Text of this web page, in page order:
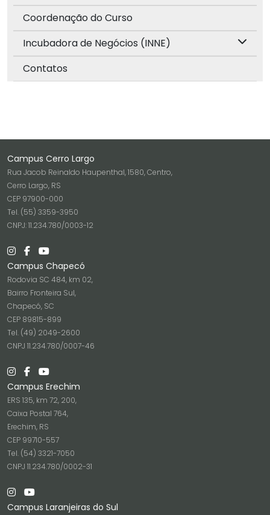
Coordenação do Curso
Incubadora de Negócios (INNE)
Contatos
Campus Cerro Largo
Rua Jacob Reinaldo Haupenthal, 1580, Centro,
Cerro Largo, RS
CEP 97900-000
Tel. (55) 3359-3950
CNPJ: 11.234.780/0003-12
Campus Chapecó
Rodovia SC 484, km 02,
Bairro Fronteira Sul,
Chapecó, SC
CEP 89815-899
Tel. (49) 2049-2600
CNPJ 11.234.780/0007-46
Campus Erechim
ERS 135, km 72, 200,
Caixa Postal 764,
Erechim, RS
CEP 99710-557
Tel. (54) 3321-7050
CNPJ 11.234.780/0002-31
Campus Laranjeiras do Sul